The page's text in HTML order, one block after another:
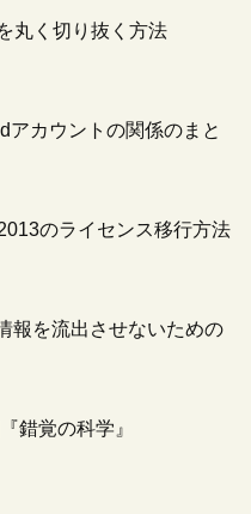
丸く切り抜く方法
アカウントの関係のまと
のライセンス移行方法
報を流出させないための
錯覚の科学』